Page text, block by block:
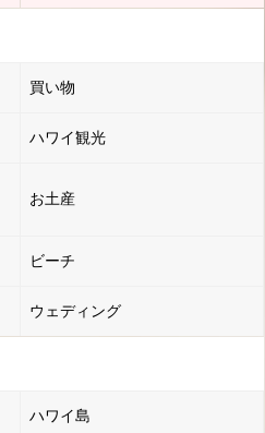
買い物
ハワイ観光
お土産
ビーチ
ウェディング
ハワイ島